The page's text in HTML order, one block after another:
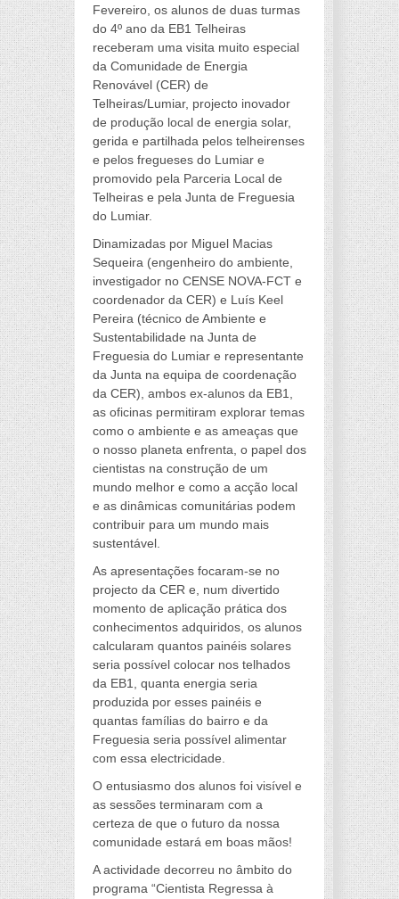
Fevereiro, os alunos de duas turmas
do 4º ano da EB1 Telheiras
receberam uma visita muito especial
da Comunidade de Energia
Renovável (CER) de
Telheiras/Lumiar, projecto inovador
de produção local de energia solar,
gerida e partilhada pelos telheirenses
e pelos fregueses do Lumiar e
promovido pela Parceria Local de
Telheiras e pela Junta de Freguesia
do Lumiar.
Dinamizadas por Miguel Macias
Sequeira (engenheiro do ambiente,
investigador no CENSE NOVA-FCT e
coordenador da CER) e Luís Keel
Pereira (técnico de Ambiente e
Sustentabilidade na Junta de
Freguesia do Lumiar e representante
da Junta na equipa de coordenação
da CER), ambos ex-alunos da EB1,
as oficinas permitiram explorar temas
como o ambiente e as ameaças que
o nosso planeta enfrenta, o papel dos
cientistas na construção de um
mundo melhor e como a acção local
e as dinâmicas comunitárias podem
contribuir para um mundo mais
sustentável.
As apresentações focaram-se no
projecto da CER e, num divertido
momento de aplicação prática dos
conhecimentos adquiridos, os alunos
calcularam quantos painéis solares
seria possível colocar nos telhados
da EB1, quanta energia seria
produzida por esses painéis e
quantas famílias do bairro e da
Freguesia seria possível alimentar
com essa electricidade.
O entusiasmo dos alunos foi visível e
as sessões terminaram com a
certeza de que o futuro da nossa
comunidade estará em boas mãos!
A actividade decorreu no âmbito do
programa “Cientista Regressa à